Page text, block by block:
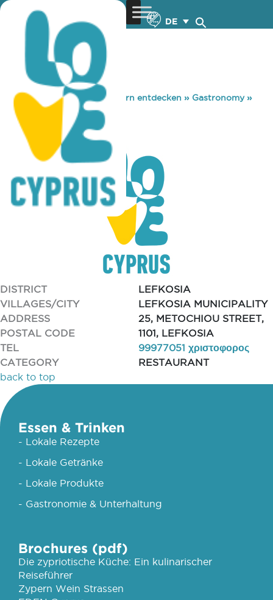
DE
You are here: Home »Zypern entdecken » Gastronomy»
METOCHIOU 25
METOCHIOU 25
DISTRICT
LEFKOSIA
VILLAGES/CITY
LEFKOSIA MUNICIPALITY
ADDRESS
25, METOCHIOU STREET,
POSTAL CODE
1101, LEFKOSIA
TEL
99977051 χριστοφορος
CATEGORY
RESTAURANT
back to top
Essen & Trinken
- Lokale Rezepte
- Lokale Getränke
- Lokale Produkte
- Gastronomie & Unterhaltung
Brochures (pdf)
Die zypriotische Küche: Ein kulinarischer
Reiseführer
Zypern Wein Strassen